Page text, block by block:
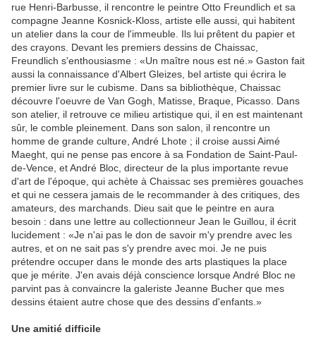
rue Henri-Barbusse, il rencontre le peintre Otto Freundlich et sa
compagne Jeanne Kosnick-Kloss, artiste elle aussi, qui habitent
un atelier dans la cour de l'immeuble. Ils lui prêtent du papier et
des crayons. Devant les premiers dessins de Chaissac,
Freundlich s'enthousiasme : «Un maître nous est né.» Gaston fait
aussi la connaissance d'Albert Gleizes, bel artiste qui écrira le
premier livre sur le cubisme. Dans sa bibliothèque, Chaissac
découvre l'oeuvre de Van Gogh, Matisse, Braque, Picasso. Dans
son atelier, il retrouve ce milieu artistique qui, il en est maintenant
sûr, le comble pleinement. Dans son salon, il rencontre un
homme de grande culture, André Lhote ; il croise aussi Aimé
Maeght, qui ne pense pas encore à sa Fondation de Saint-Paul-
de-Vence, et André Bloc, directeur de la plus importante revue
d'art de l'époque, qui achète à Chaissac ses premières gouaches
et qui ne cessera jamais de le recommander à des critiques, des
amateurs, des marchands. Dieu sait que le peintre en aura
besoin : dans une lettre au collectionneur Jean le Guillou, il écrit
lucidement : «Je n'ai pas le don de savoir m'y prendre avec les
autres, et on ne sait pas s'y prendre avec moi. Je ne puis
prétendre occuper dans le monde des arts plastiques la place
que je mérite. J'en avais déjà conscience lorsque André Bloc ne
parvint pas à convaincre la galeriste Jeanne Bucher que mes
dessins étaient autre chose que des dessins d'enfants.»
Une amitié difficile